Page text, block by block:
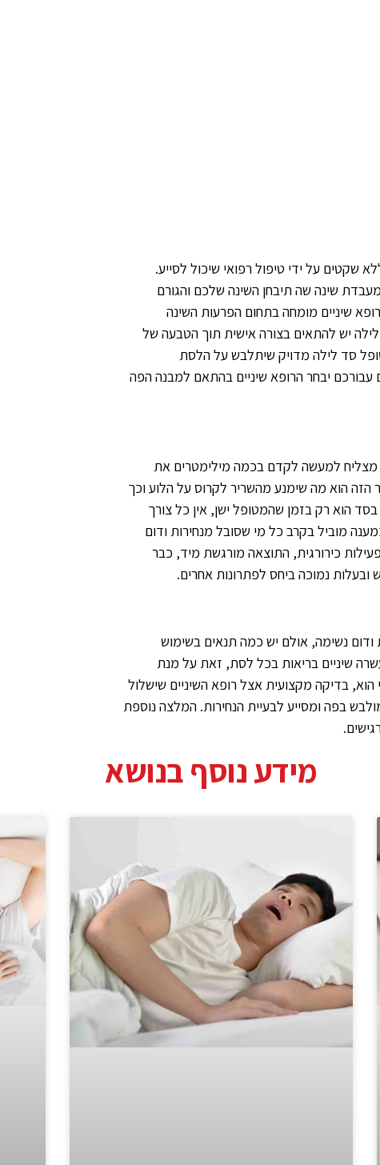
שקטים על ידי טיפול רפואי שיכול לסייע.
שינה שה תיבחן השינה שלכם והגורם
שיניים מומחה בתחום הפרעות השינה
יש להתאים בצורה אישית תוך הטבעה של
סד לילה מדויק שיתלבש על הלסת
יבחר הרופא שיניים בהתאם למבנה הפה
מצליח למעשה לקדם בכמה מילימטרים את
הזה הוא מה שימנע מהשריר לקרוס על הלוע וכך
הוא רק בזמן שהמטופל ישן, אין כל צורך
מוביל בקרב כל מי שסובל מנחירות ודום
כירורגית, התוצאה מורגשת מיד, כבר
ובעלות נמוכה ביחס לפתרונות אחרים.
גיל 18 שסובל מנחירות ודום נשימה, אולם יש כמה תנאים בשימוש
שיניים בריאות בכל לסת, זאת על מנת
בדיקה מקצועית אצל רופא השיניים שישלול
בפה ומסייע לבעיית הנחירות. המלצה נוספת
מידע נוסף בנושא